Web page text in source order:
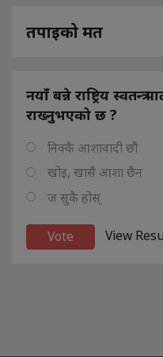
तपाइको मत
नयाँ बन्ने राष्ट्रिय
राख्नुभएको छ ?
निक्कै आशावादी छौ
खोइ, खासै आशा छैन
ज सुकै होस्
View